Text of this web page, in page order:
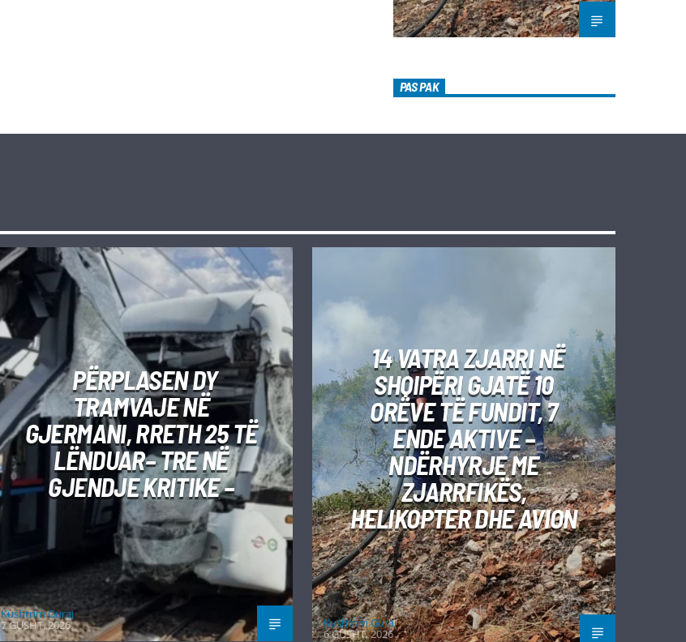
PAS PAK
PËRPLASEN DY
TRAMVAJE NË
GJERMANI, RRETH 25 TË
LËNDUAR– TRE NË
GJENDJE KRITIKE –
Kushtrim Guraj
7 GUSHT, 2026
14 VATRA ZJARRI NË
SHQIPËRI GJATË 10
ORËVE TË FUNDIT, 7
ENDE AKTIVE –
NDËRHYRJE ME
ZJARRFIKËS,
HELIKOPTER DHE AVION
Kushtrim Guraj
6 GUSHT, 2026